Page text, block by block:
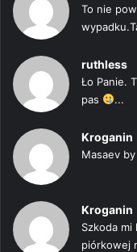
To nie
ruthless
Ło Panie.
pas
...
Kroganin
Masaev
Kroganin
Szkoda
piórkowej